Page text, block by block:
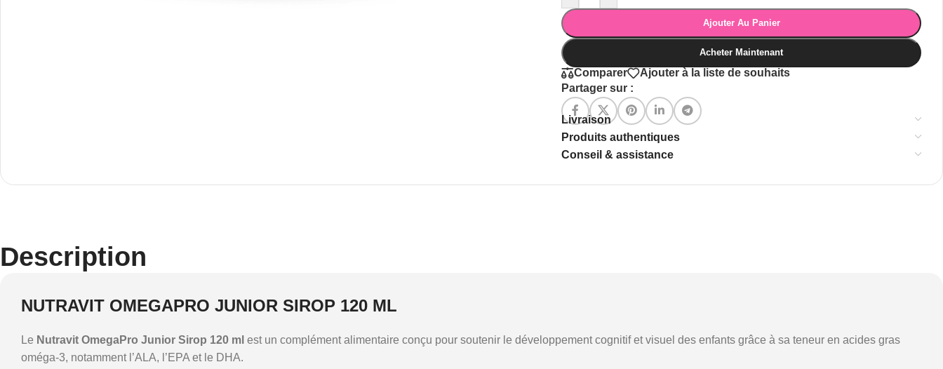
Ajouter Au Panier
Acheter Maintenant
Comparer
Ajouter à la liste de souhaits
Partager sur :
Livraison
Produits authentiques
Conseil & assistance
Description
NUTRAVIT OMEGAPRO JUNIOR SIROP 120 ML
Le Nutravit OmegaPro Junior Sirop 120 ml est un complément alimentaire conçu pour soutenir le développement cognitif et visuel des enfants grâce à sa teneur en acides gras
oméga-3, notamment l’ALA, l’EPA et le DHA.